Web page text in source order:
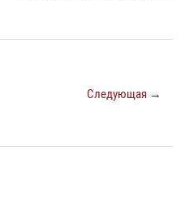
Следующая →